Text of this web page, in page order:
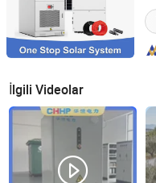
İlgili Videolar